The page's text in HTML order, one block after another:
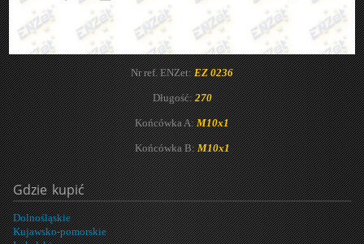
Nr ref. ENZet:EZ 0236
Długość:270
Końcówka A:M10x1
Końcówka B:M10x1
Gdziekupić
Dolnośląskie
Kujawsko-pomorskie